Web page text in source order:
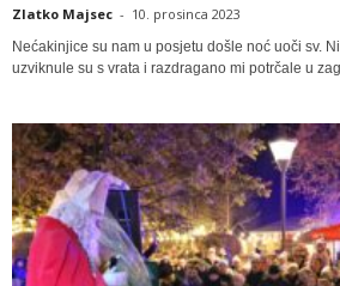
Zlatko Majsec - 10. prosinca 2023
Nećakinjice su nam u posjetu došle noć uoči sv.
uzviknule su s vrata i razdragano mi potrčale u